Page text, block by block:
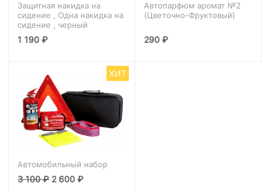
Защитная накидка на
сидение , Одна накидка на
сидение , черный
1 190₽
Автопарфюм аромат №2
(Цветочно-Фруктовый)
290₽
ХИТ
Автомобильный набор
3 100₽ 2 600₽